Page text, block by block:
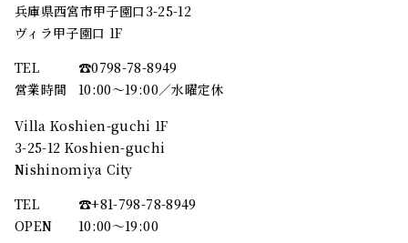
兵庫県西宮市甲子園口3-25-12
ヴィラ甲子園口 1F
TEL
☎︎0798-78-8949
営業時間
10:00～19:00／水曜定休
Villa Koshien-guchi 1F
3-25-12 Koshien-guchi
Nishinomiya City
TEL
☎︎+81-798-78-8949
OPEN
10:00〜19:00